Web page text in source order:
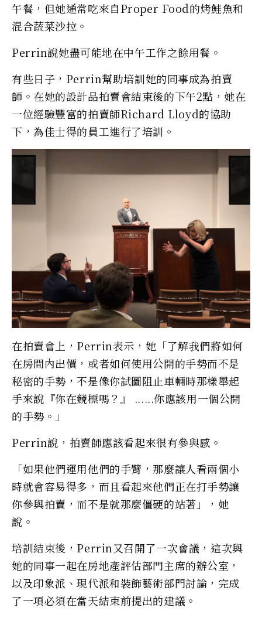
午餐，但她通常吃來自Proper Food的烤鮭魚和
混合蔬菜沙拉。
Perrin說她盡可能地在中午工作之餘用餐。
有些日子，Perrin幫助培訓她的同事成為拍賣
師。在她的設計品拍賣會結束後的下午2點，她在
一位經驗豐富的拍賣師Richard Lloyd的協助
下，為佳士得的員工進行了培訓。
在拍賣會上，Perrin表示，她「了解我們將如何
在房間內出價，或者如何使用公開的手勢而不是
秘密的手勢，不是像你試圖阻止車輛時那樣舉起
手來說『你在競標嗎？』 ......你應該用一個公開
的手勢。」
Perrin說，拍賣師應該看起來很有參與感。
「如果他們運用他們的手臂，那麼讓人看兩個小
時就會容易得多，而且看起來他們正在打手勢讓
你參與拍賣，而不是就那麼僵硬的站著」，她
說。
培訓結束後，Perrin又召開了一次會議，這次與
她的同事一起在房地產評估部門主席的辦公室，
以及印象派、現代派和裝飾藝術部門討論，完成
了一項必須在當天結束前提出的建議。